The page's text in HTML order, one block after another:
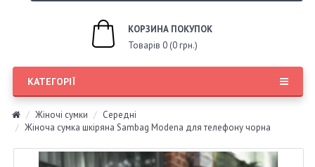
КОРЗИНА ПОКУПОК
Товарів 0 (0 грн.)
КАТЕГОРІЇ
Жіночі сумки
Середні
Жіноча сумка шкіряна Sambag Modena для телефону чорна